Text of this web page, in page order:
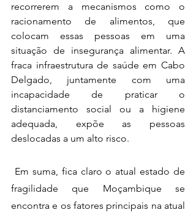
recorrerem a mecanismos como o
racionamento de alimentos, que
colocam essas pessoas em uma
situação de insegurança alimentar. A
fraca infraestrutura de saúde em Cabo
Delgado, juntamente com uma
incapacidade de praticar o
distanciamento social ou a higiene
adequada, expõe as pessoas
deslocadas a um alto risco.
fragilidade que Moçambique se
encontra e os fatores principais na atual